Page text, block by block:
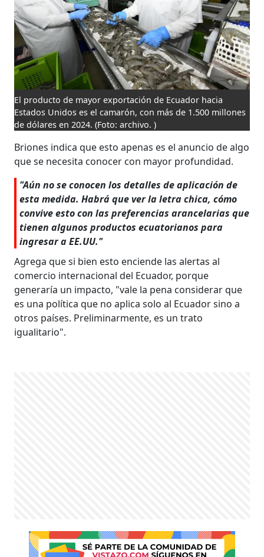
El producto de mayor exportación de Ecuador hacia
Estados Unidos es el camarón, con más de 1.500 millones
de dólares en 2024. (Foto: archivo. )
Briones indica que esto apenas es el anuncio de algo
que se necesita conocer con mayor profundidad.
"Aún no se conocen los detalles de aplicación de
esta medida. Habrá que ver la letra chica, cómo
convive esto con las preferencias arancelarias que
tienen algunos productos ecuatorianos para
ingresar a EE.UU."
Agrega que si bien esto enciende las alertas al
comercio internacional del Ecuador, porque
generaría un impacto, "vale la pena considerar que
es una política que no aplica solo al Ecuador sino a
otros países. Preliminarmente, es un trato
igualitario".